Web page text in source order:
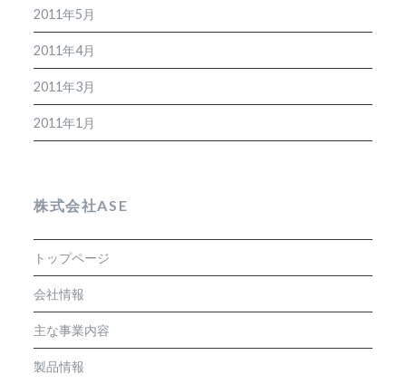
2011年5月
2011年4月
2011年3月
2011年1月
株式会社ASE
トップページ
会社情報
主な事業内容
製品情報